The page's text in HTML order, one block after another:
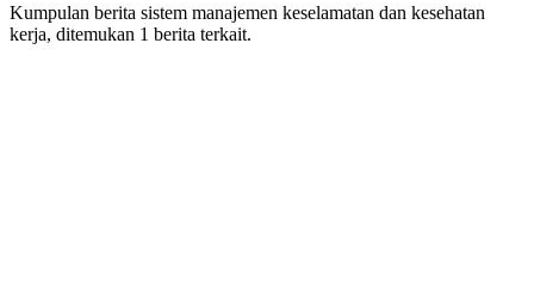
Kumpulan berita sistem manajemen keselamatan dan kesehatan
kerja, ditemukan 1 berita terkait.